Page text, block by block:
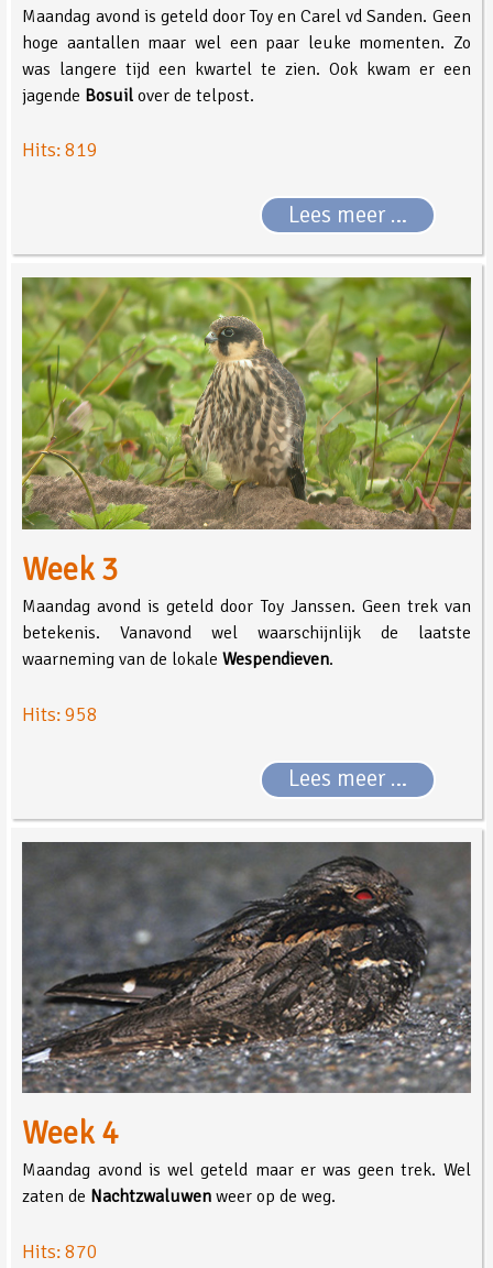
Maandag avond is geteld door Toy en Carel vd Sanden. Geen
hoge aantallen maar wel een paar leuke momenten. Zo
was langere tijd een kwartel te zien. Ook kwam er een
jagende Bosuil over de telpost.
Hits: 819
Lees meer …
Week 3
Maandag avond is geteld door Toy Janssen. Geen trek van
betekenis. Vanavond wel waarschijnlijk de laatste
waarneming van de lokaleWespendieven.
Hits: 958
Lees meer …
Week 4
Maandag avond is wel geteld maar er was geen trek. Wel
zaten de Nachtzwaluwen weer op de weg.
Hits: 870